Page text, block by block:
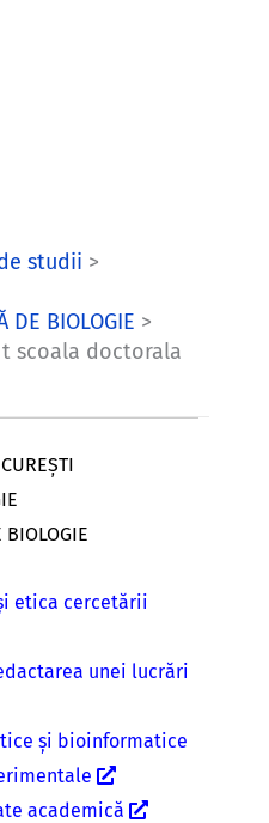
studii
DE BIOLOGIE
scoala doctorala
BIOLOGIE
etica cercetării
unei lucrări
și bioinformatice
academică